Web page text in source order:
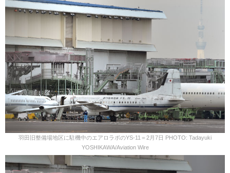
羽田旧整備場地区に駐機中のエアロラボのYS-11＝2月7日 PHOTO: Tadayuki
YOSHIKAWA/Aviation Wire